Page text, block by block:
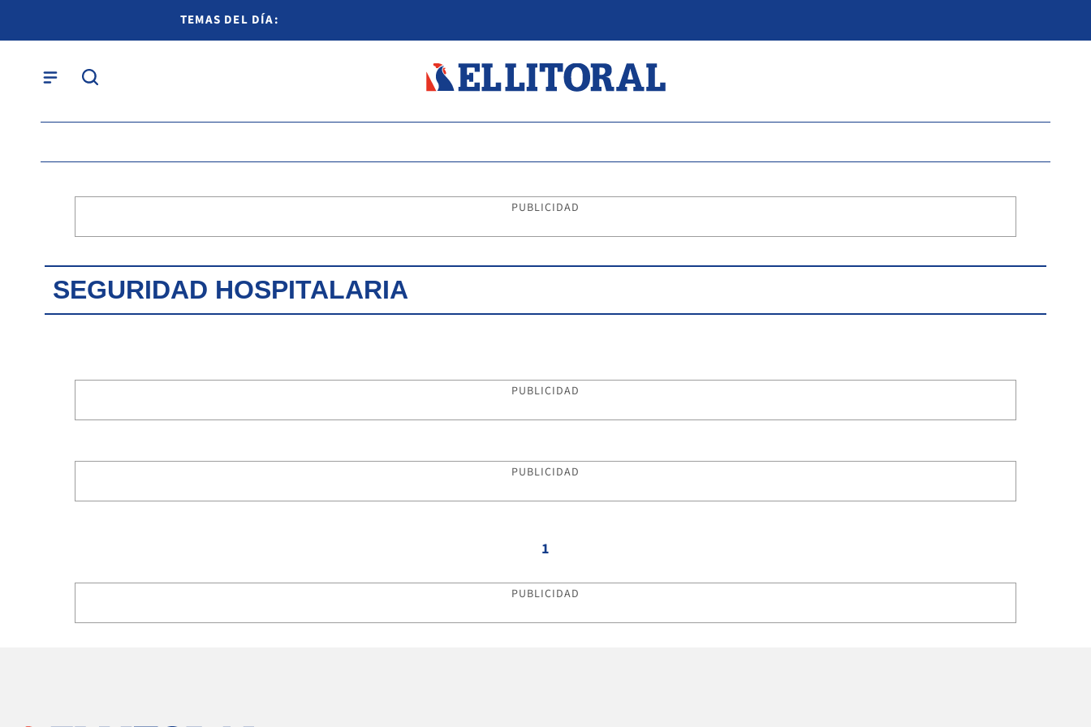
TEMAS DEL DÍA:
PUBLICIDAD
SEGURIDAD HOSPITALARIA
PUBLICIDAD
PUBLICIDAD
1
PUBLICIDAD